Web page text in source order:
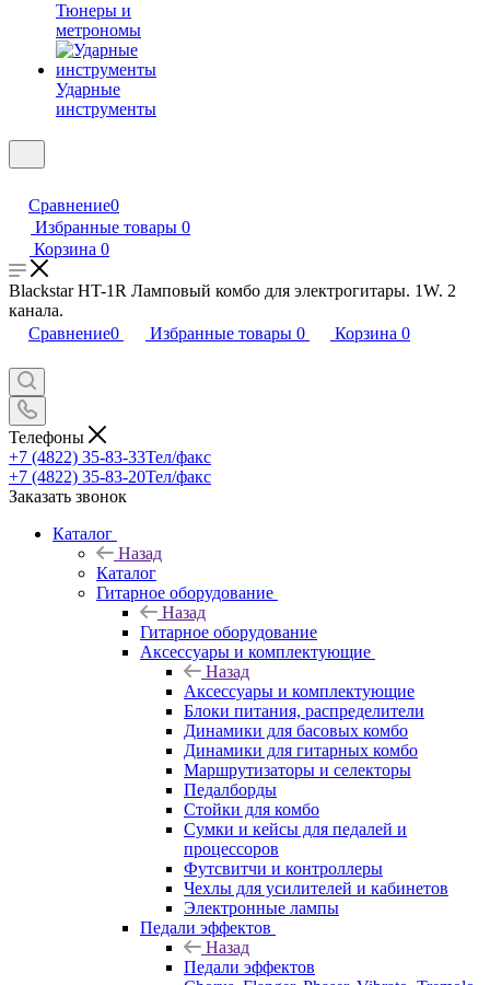
Тюнеры и
метрономы
Ударные
инструменты
Сравнение0
Избранные товары 0
Корзина 0
Blackstar HT-1R Ламповый комбо для электрогитары. 1W. 2
канала.
Сравнение0 Избранные товары 0 Корзина 0
Телефоны
+7 (4822) 35-83-33Тел/факс
+7 (4822) 35-83-20Тел/факс
Заказать звонок
Каталог
Назад
Каталог
Гитарное оборудование
Назад
Гитарное оборудование
Аксессуары и комплектующие
Назад
Аксессуары и комплектующие
Блоки питания, распределители
Динамики для басовых комбо
Динамики для гитарных комбо
Маршрутизаторы и селекторы
Педалборды
Стойки для комбо
Сумки и кейсы для педалей и
процессоров
Футсвитчи и контроллеры
Чехлы для усилителей и кабинетов
Электронные лампы
Педали эффектов
Назад
Педали эффектов